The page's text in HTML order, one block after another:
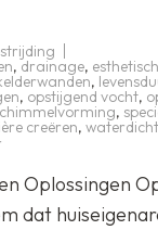
,drainage,
,
, opstijgend vocht,
,
creëren,
bestrijden
van
opstijgend
vocht
Oplossingen
dat